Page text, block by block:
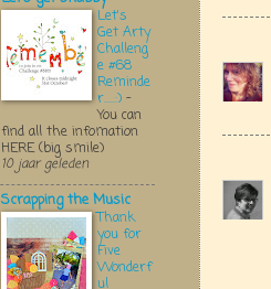
Let's
Get Arty
Challeng
e #68
Reminde
r.....:) -
You can
find all the infomation
HERE (big smile)
10 jaar geleden
Scrapping the Music
Thank
you for
Five
Wonderf
ul